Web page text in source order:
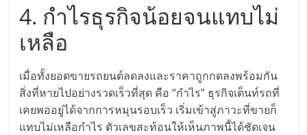
หน้า
ลงทุน
น้อย
คืน
ทุน
ไว,
4. กำไรธุรกิจน้อยจนแทบไม่
เหลือ
เมื่อทั้งยอดขายรถยนต์ลดลงและราคาถูกกดลงพร้อมกัน
สิ่งที่หายไปอย่างรวดเร็วที่สุด คือ “กำไร” ธุรกิจเต็นท์รถที่
เคยพออยู่ได้จากการหมุนรอบเร็ว เริ่มเข้าสู่ภาวะที่ขายก็
แทบไม่เหลือกำไร ตัวเลขสะท้อนให้เห็นภาพนี้ได้ชัดเจน